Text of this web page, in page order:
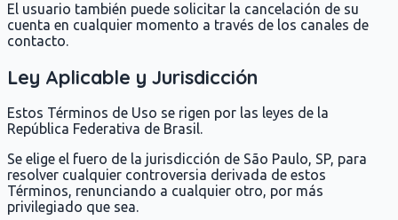
El usuario también puede solicitar la cancelación de su
cuenta en cualquier momento a través de los canales de
contacto.
Ley Aplicable y Jurisdicción
Estos Términos de Uso se rigen por las leyes de la
República Federativa de Brasil.
Se elige el fuero de la jurisdicción de São Paulo, SP, para
resolver cualquier controversia derivada de estos
Términos, renunciando a cualquier otro, por más
privilegiado que sea.